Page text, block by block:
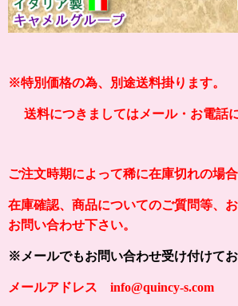
※特別価格の為、別途送料掛ります。
送料につきましてはメール・お電話
ご注文時期によって稀に在庫切れの場合
在庫確認、商品についてのご質問等、
お問い合わせ下さい。
※メールでもお問い合わせ受け付けてお
メールアドレス info@quincy-s.com